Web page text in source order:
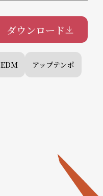
ダウンロード
EDM アップテンポ